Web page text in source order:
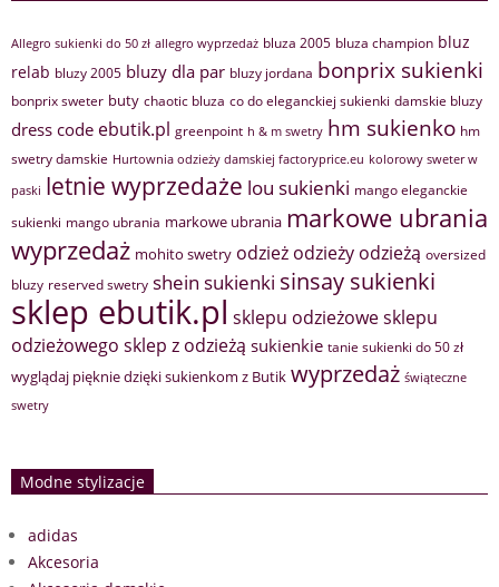
Allegro sukienki do 50 zł allegro wyprzedaż bluza 2005 bluza champion bluz
relab bluzy 2005 bluzy dla par bluzy jordana bonprix sukienki
bonprix sweter buty chaotic bluza co do eleganckiej sukienki damskie bluzy
dress code ebutik.pl greenpoint h & m swetry hm sukienko hm
swetry damskie Hurtownia odzieży damskiej factoryprice.eu kolorowy sweter w
paski letnie wyprzedaże lou sukienki mango eleganckie
sukienki mango ubrania markowe ubrania markowe ubrania
wyprzedaż mohito swetry odzież odzieży odzieżą oversized
bluzy reserved swetry shein sukienki sinsay sukienki
sklep ebutik.pl sklepu odzieżowesklepu
odzieżowego sklep z odzieżą sukienkie tanie sukienki do 50 zł
wyglądaj pięknie dzięki sukienkom z Butik wyprzedaż świąteczne
swetry
Modne stylizacje
adidas
Akcesoria